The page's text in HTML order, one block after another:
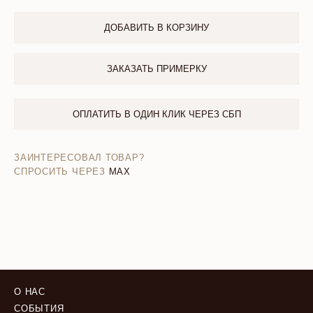
ДОБАВИТЬ В КОРЗИНУ
ЗАКАЗАТЬ ПРИМЕРКУ
ОПЛАТИТЬ В ОДИН КЛИК ЧЕРЕЗ СБП
ЗАИНТЕРЕСОВАЛ ТОВАР?
СПРОСИТЬ ЧЕРЕЗ MAX
О НАС
СОБЫТИЯ